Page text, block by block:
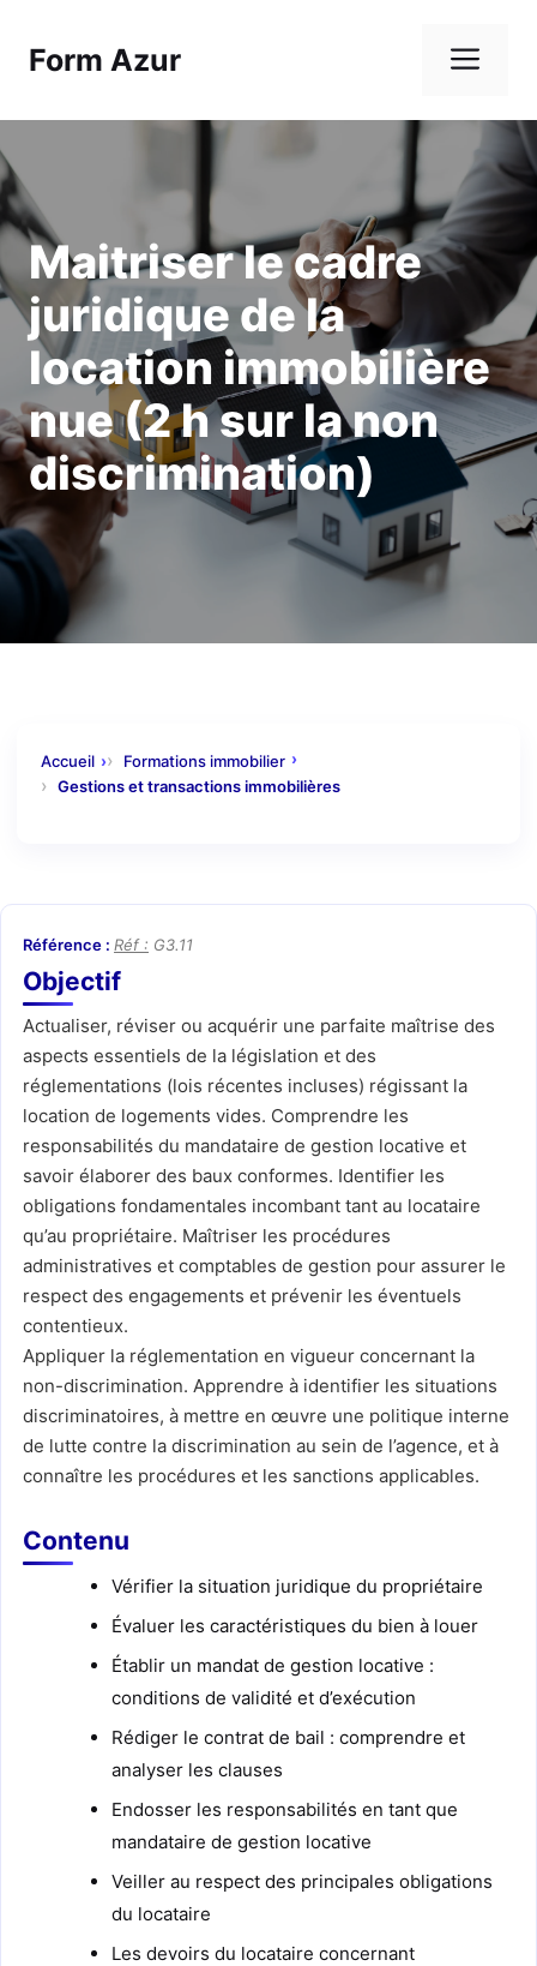
contenu
Form Azur
Maitriser le cadre
juridique de la
location immobilière
nue (2 h sur la non
discrimination)
Accueil
Formations immobilier
Gestions et transactions immobilières
Réf : G3.11
Objectif
Actualiser, réviser ou acquérir une parfaite maîtrise des
aspects essentiels de la législation et des
réglementations (lois récentes incluses) régissant la
location de logements vides. Comprendre les
responsabilités du mandataire de gestion locative et
savoir élaborer des baux conformes. Identifier les
obligations fondamentales incombant tant au locataire
qu’au propriétaire. Maîtriser les procédures
administratives et comptables de gestion pour assurer le
respect des engagements et prévenir les éventuels
contentieux.
Appliquer la réglementation en vigueur concernant la
non-discrimination. Apprendre à identifier les situations
discriminatoires, à mettre en œuvre une politique interne
de lutte contre la discrimination au sein de l’agence, et à
connaître les procédures et les sanctions applicables.
Contenu
Vérifier la situation juridique du propriétaire
Évaluer les caractéristiques du bien à louer
Établir un mandat de gestion locative :
conditions de validité et d’exécution
Rédiger le contrat de bail : comprendre et
analyser les clauses
Endosser les responsabilités en tant que
mandataire de gestion locative
Veiller au respect des principales obligations
du locataire
Les devoirs du locataire concernant